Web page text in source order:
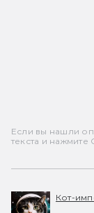
Если вы нашли
текста и нажмите
Кот-